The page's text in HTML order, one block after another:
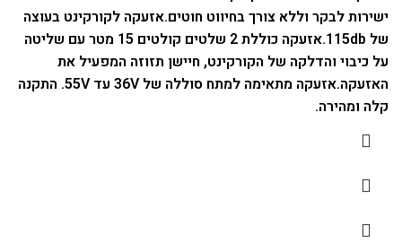
ישירות לבקר וללא צורך בחיווט חוטים.אזעקה לקורקינט בעוצה
של 115db.
אזעקה כוללת 2 שלטים קולטים 15 מטר עם שליטה
על כיבוי והדלקה של הקורקינט, חיישן תזוזה המפעיל את
האזעקה.אזעקה מתאימה למתח סוללה של 36V עד 55V.
התקנה
קלה ומהירה.